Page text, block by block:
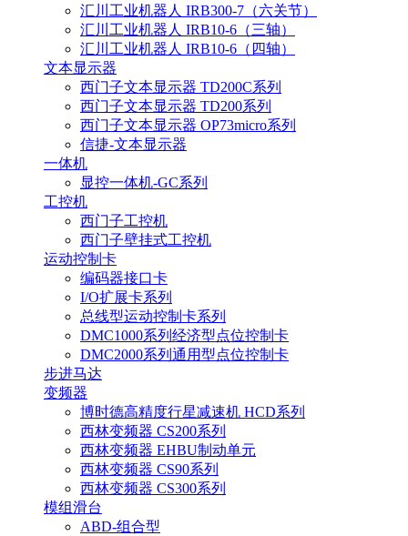
汇川工业机器人 IRB300-7（六关节）
汇川工业机器人 IRB10-6（三轴）
汇川工业机器人 IRB10-6（四轴）
文本显示器
西门子文本显示器 TD200C系列
西门子文本显示器 TD200系列
西门子文本显示器 OP73micro系列
信捷-文本显示器
一体机
显控一体机-GC系列
工控机
西门子工控机
西门子壁挂式工控机
运动控制卡
编码器接口卡
I/O扩展卡系列
总线型运动控制卡系列
DMC1000系列经济型点位控制卡
DMC2000系列通用型点位控制卡
步进马达
变频器
博时德高精度行星减速机 HCD系列
西林变频器 CS200系列
西林变频器 EHBU制动单元
西林变频器 CS90系列
西林变频器 CS300系列
模组滑台
ABD-组合型